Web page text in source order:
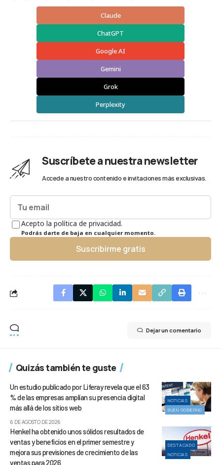
Claude
ChatGPT
Google AI
Gemini
Grok
Perplexity
Suscríbete a nuestra newsletter
Accede a nuestro contenido e invitaciones más exclusivas.
Acepto la política de privacidad.
Podrás darte de baja en cualquier momento.
Suscribirme gratis
Dejar un comentario
Quizás también te guste
NOTICIAS
BUEN GOBIERNO
Un estudio publicado por Liferay revela que el 63
% de las empresas amplían su presencia digital
más allá de los sitios web
6 DE AGOSTO DE 2026
DESTACADO
NOTICIAS
Henkel ha obtenido unos sólidos resultados de
ventas y beneficios en el primer semestre y
mejora sus previsiones de crecimiento de las
ventas para 2026